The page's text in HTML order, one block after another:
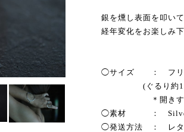
銀を燻し表面を叩い
経年変化をお楽しみ下
◯サイズ ： フリ
(ぐるり約15cm
＊開きすぎると
◯素材 ： Silver
◯発送方法 ： レタ